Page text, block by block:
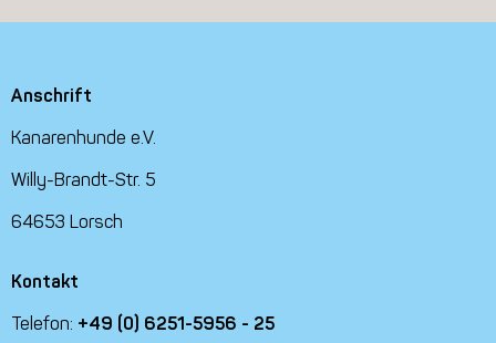
Anschrift
Kanarenhunde e.V.
Willy-Brandt-Str. 5
64653 Lorsch
Kontakt
Telefon: +49 (0) 6251-5956 - 25